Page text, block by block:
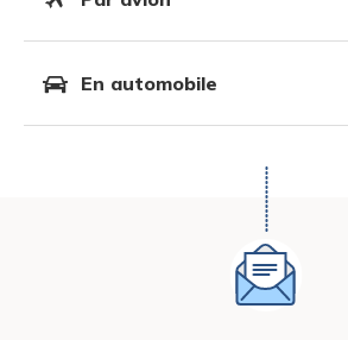
En automobile